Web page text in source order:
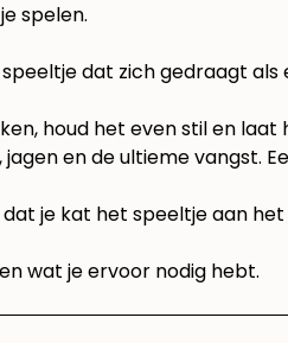
spelen.
dat zich gedraagt
houd het even stil en
en de ultieme vangst.
je kat het speeltje aan
wat je ervoor nodig hebt.